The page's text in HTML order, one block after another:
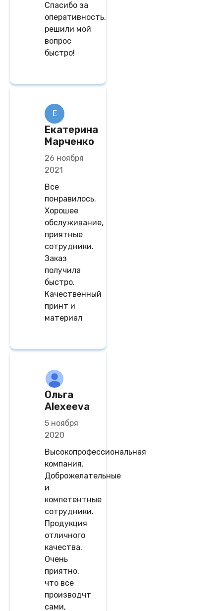
Спасибо за
оперативность,
решили мой
вопрос
быстро!
Е
Екатерина
Марченко
26 ноября
2021
Все
понравилось.
Хорошее
обслуживание,
приятные
сотрудники.
Заказ
получила
быстро.
Качественный
принт и
материал
Ольга
Alexeeva
5 ноября
2020
Высокопрофессиональная
компания.
Доброжелательные
и
компетентные
сотрудники.
Продукция
отличного
качества.
Очень
приятно,
что все
производчт
сами,